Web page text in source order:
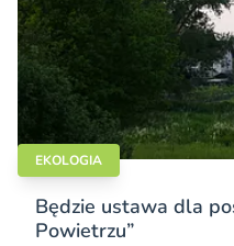
EKOLOGIA
Będzie ustawa dla
Powietrzu”